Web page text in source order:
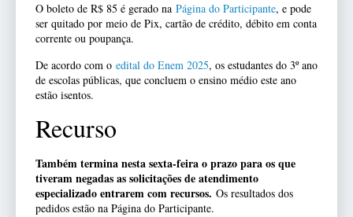
O boleto de R$ 85 é gerado na Página do Participante, e pode
ser quitado por meio de Pix, cartão de crédito, débito em conta
corrente ou poupança.
De acordo com o edital do Enem 2025, os estudantes do 3º ano
de escolas públicas, que concluem o ensino médio este ano
estão isentos.
Recurso
Também termina nesta sexta-feira o prazo para os que
tiveram negadas as solicitações de atendimento
especializado entrarem com recursos. Os resultados dos
pedidos estão na Página do Participante.